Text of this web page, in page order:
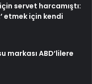
servet harcamıştı:
etmek için kendi
markası ABD’lilere